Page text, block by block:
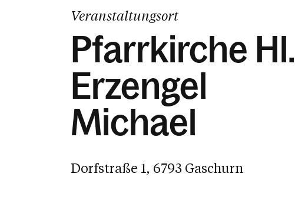
Veranstaltungsort
Pfarrkirche Hl.
Erzengel
Michael
Dorfstraße 1, 6793 Gaschurn